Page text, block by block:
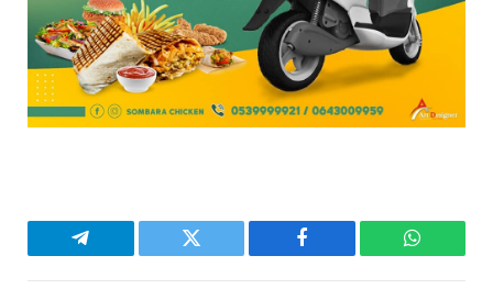
واتساب فيسبوك تويتر تيلقرام